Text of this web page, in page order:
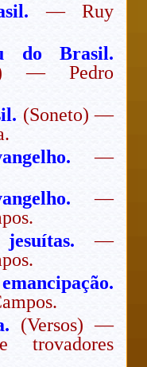
— Ruy
do Brasil.
— Pedro
(Soneto) —
—
—
—
(Versos) —
trovadores